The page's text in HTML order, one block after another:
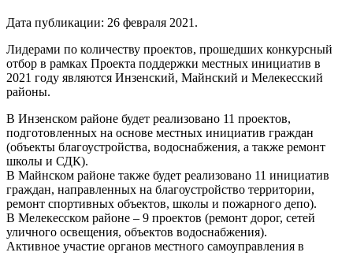
Дата публикации: 26 февраля 2021 .
Лидерами по количеству проектов, прошедших конкурсный
отбор в рамках Проекта поддержки местных инициатив в
2021 году являются Инзенский, Майнский и Мелекесский
районы.
В Инзенском районе будет реализовано 11 проектов,
подготовленных на основе местных инициатив граждан
(объекты благоустройства, водоснабжения, а также ремонт
школы и СДК).
В Майнском районе также будет реализовано 11 инициатив
граждан, направленных на благоустройство территории,
ремонт спортивных объектов, школы и пожарного депо).
В Мелекесском районе – 9 проектов (ремонт дорог, сетей
уличного освещения, объектов водоснабжения).
Активное участие органов местного самоуправления в